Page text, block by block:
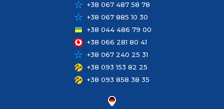
+38 067 487 58 78
+38 067 885 10 30
+38 044 486 79 00
+38 066 281 80 41
+38 067 240 25 31
+38 093 153 82 25
+38 093 858 38 35